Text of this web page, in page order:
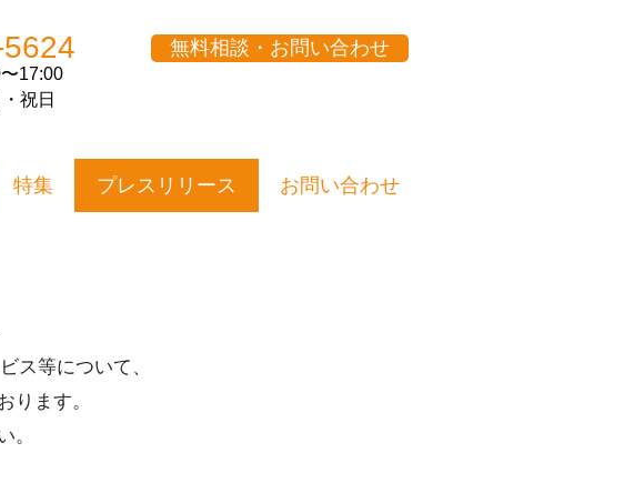
17:00
祝日
無料相談・お問い合わせ
特集 プレスリリース お問い合わせ
ス等について、
ります。
。